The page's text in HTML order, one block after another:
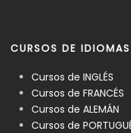
CURSOS DE
Cursos de INGLÉS
Cursos de FRANCÉS
Cursos de ALEMÁN
Cursos de